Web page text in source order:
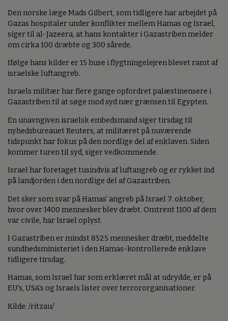
Den norske læge Mads Gilbert, som tidligere har arbejdet på
Gazas hospitaler under konflikter mellem Hamas og Israel,
siger til al-Jazeera, at hans kontakter i Gazastriben melder
om cirka 100 dræbte og 300 sårede.
Ifølge hans kilder er 15 huse i flygtningelejren blevet ramt af
israelske luftangreb.
Israels militær har flere gange opfordret palæstinensere i
Gazastriben til at søge mod syd nær grænsen til Egypten.
En unavngiven israelsk embedsmand siger tirsdag til
nyhedsbureauet Reuters, at militæret på nuværende
tidspunkt har fokus på den nordlige del af enklaven. Siden
kommer turen til syd, siger vedkommende.
Israel har foretaget tusindvis af luftangreb og er rykket ind
på landjorden i den nordlige del af Gazastriben.
Det sker som svar på Hamas' angreb på Israel 7. oktober,
hvor over 1400 mennesker blev dræbt. Omtrent 1100 af dem
var civile, har Israel oplyst.
I Gazastriben er mindst 8525 mennesker dræbt, meddelte
sundhedsministeriet i den Hamas-kontrollerede enklave
tidligere tirsdag.
Hamas, som Israel har som erklæret mål at udrydde, er på
EU's, USA's og Israels lister over terrororganisationer.
Kilde: /ritzau/